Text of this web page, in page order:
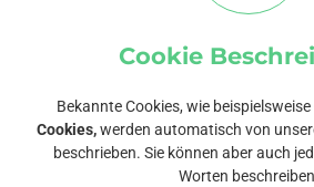
Cookie
Bekannte Cookies, wie beispielsweise
Cookies,werden automatisch von
beschrieben. Sie können aber auch
Worten